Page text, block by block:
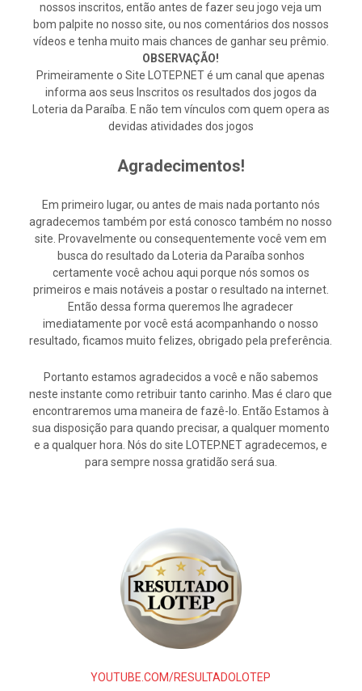
nossos inscritos, então antes de fazer seu jogo veja um
bom palpite no nosso site, ou nos comentários dos nossos
vídeos e tenha muito mais chances de ganhar seu prêmio.
OBSERVAÇÃO!
Primeiramente o Site LOTEP.NET é um canal que apenas
informa aos seus Inscritos os resultados dos jogos da
Loteria da Paraíba. E não tem vínculos com quem opera as
devidas atividades dos jogos
Agradecimentos!
Em primeiro lugar, ou antes de mais nada portanto nós
agradecemos também por está conosco também no nosso
site. Provavelmente ou consequentemente você vem em
busca do resultado da Loteria da Paraíba sonhos
certamente você achou aqui porque nós somos os
primeiros e mais notáveis a postar o resultado na internet.
Então dessa forma queremos lhe agradecer
imediatamente por você está acompanhando o nosso
resultado, ficamos muito felizes, obrigado pela preferência.
Portanto estamos agradecidos a você e não sabemos
neste instante como retribuir tanto carinho. Mas é claro que
encontraremos uma maneira de fazê-lo. Então Estamos à
sua disposição para quando precisar, a qualquer momento
e a qualquer hora. Nós do site LOTEP.NET agradecemos, e
para sempre nossa gratidão será sua.
YOUTUBE.COM/RESULTADOLOTEP